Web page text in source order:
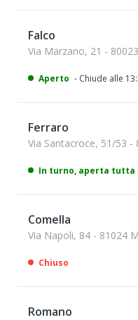
Falco
Via Marzano, 21 -
Aperto - Chiude alle
Ferraro
Via Santacroce, 51/53 -
In turno, aperta tutta
Comella
Via Napoli, 84 - 81024
Chiuso
Romano